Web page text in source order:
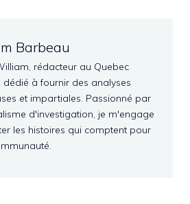
Barbeau
rédacteur au Quebec
dédié à fournir des analyses
et impartiales. Passionné par
d'investigation, je m'engage
les histoires qui comptent pour